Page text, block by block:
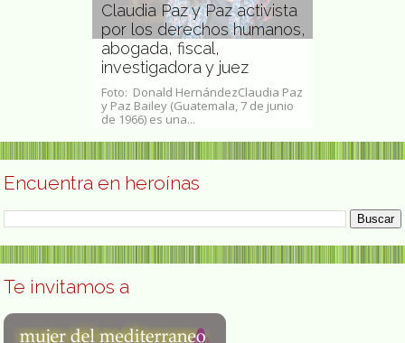
Claudia Paz y Paz activista
por los derechos humanos,
abogada, fiscal,
investigadora y juez
Foto: Donald HernándezClaudia Paz
y Paz Bailey (Guatemala, 7 de junio
de 1966) es una...
Encuentra en heroínas
Te invitamos a